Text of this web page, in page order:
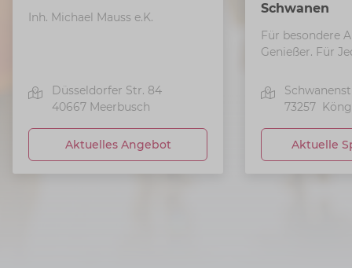
Inh. Michael Mauss e.K.
Düsseldorfer Str. 84
40667 Meerbusch
Aktuelles Angebot
Schwanen
Für besondere
Genießer. Für
73257
Aktuelle